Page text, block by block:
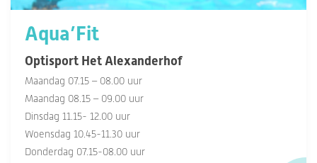
Aqua’Fit
Optisport Het Alexanderhof
Maandag 07.15 – 08.00 uur
Maandag 08.15 – 09.00 uur
Dinsdag 11.15- 12.00 uur
Woensdag 10.45-11.30 uur
Donderdag 07.15-08.00 uur